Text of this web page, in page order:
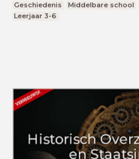
Geschiedenis Middelbare school
Leerjaar 3-6